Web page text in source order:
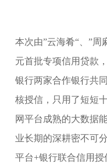
本次由”云海肴“、”周
元首批专项信用贷款
银行两家合作银行共
核授信，只用了短短
网平台成熟的大数据
业长期的深耕密不可
平台+银行联合信用